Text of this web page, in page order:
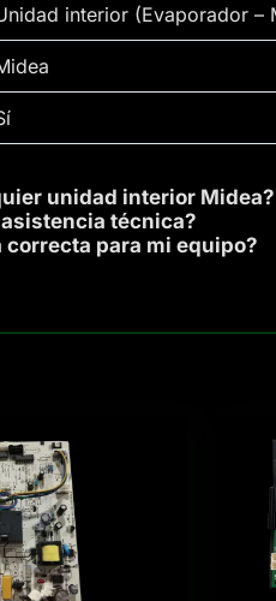
interior (Evaporador –
unidad interior Midea?
técnica?
correcta para mi equipo?